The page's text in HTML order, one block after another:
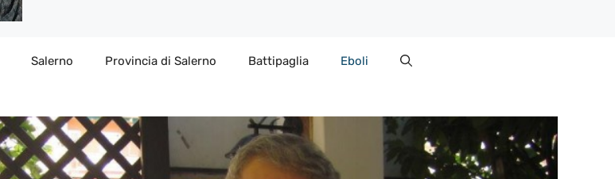
Salerno Provincia di Salerno Battipaglia Eboli